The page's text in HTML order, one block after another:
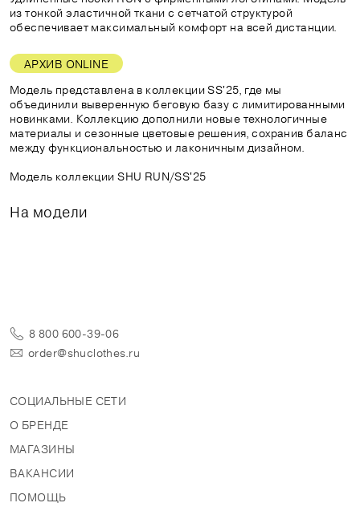
из тонкой эластичной ткани с сетчатой структурой
обеспечивает максимальный комфорт на всей дистанции.
АРХИВ ONLINE
Модель представлена в коллекции SS'25, где мы
объединили выверенную беговую базу с лимитированными
новинками. Коллекцию дополнили новые технологичные
материалы и сезонные цветовые решения, сохранив баланс
между функциональностью и лаконичным дизайном.
Модель коллекции SHU RUN/SS'25
На модели
8 800 600-39-06
order@shuclothes.ru
СОЦИАЛЬНЫЕ СЕТИ
О БРЕНДЕ
МАГАЗИНЫ
ВАКАНСИИ
ПОМОЩЬ